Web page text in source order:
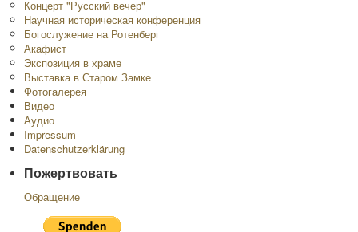
Концерт "Русский вечер"
Научная историческая конференция
Богослужение на Ротенберг
Акафист
Экспозиция в храме
Выставка в Старом Замке
Фотогалерея
Видео
Аудио
Impressum
Datenschutzerklärung
Пожертвовать
Обращение